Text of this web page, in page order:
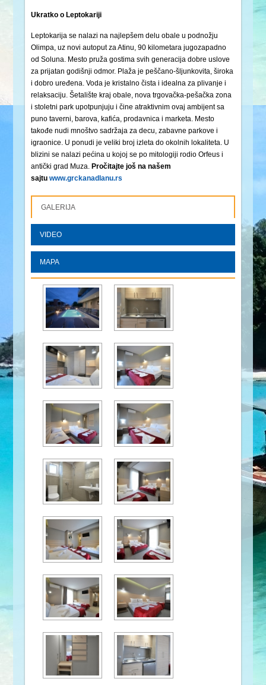
Ukratko o Leptokariji
Leptokarija se nalazi na najlepšem delu obale u podnožju
Olimpa, uz novi autoput za Atinu, 90 kilometara jugozapadno
od Soluna. Mesto pruža gostima svih generacija dobre uslove
za prijatan godišnji odmor. Plaža je peščano-šljunkovita, široka
i dobro uređena. Voda je kristalno čista i idealna za plivanje i
relaksaciju. Šetalište kraj obale, nova trgovačka-pešačka zona
i stoletni park upotpunjuju i čine atraktivnim ovaj ambijent sa
puno taverni, barova, kafića, prodavnica i marketa. Mesto
takođe nudi mnoštvo sadržaja za decu, zabavne parkove i
igraonice. U ponudi je veliki broj izleta do okolnih lokaliteta. U
blizini se nalazi pećina u kojoj se po mitologiji rodio Orfeus i
antički grad Muza. Pročitajte još na našem
sajtuwww.grckanadlanu.rs
GALERIJA
VIDEO
MAPA